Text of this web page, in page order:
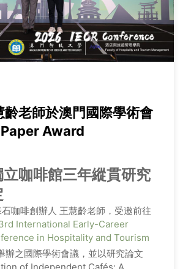
齡老師於澳門國際學術會
Award
咖啡館三年縱貫研究
咖啡創辦人 王慧齡老師，受邀前往
International Early-Career
in Hospitality and Tourism
辦之國際學術會議，並以研究論文
of Independent Cafés: A